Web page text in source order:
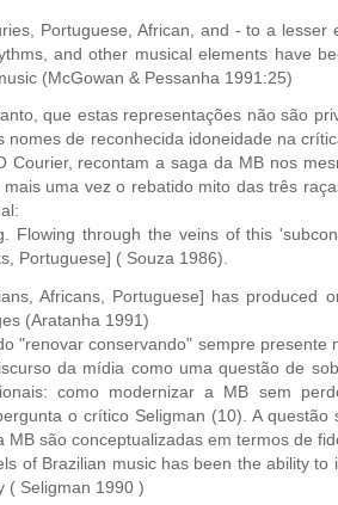
Portuguese, African, and - to a lesser
and other musical elements have
(McGowan & Pessanha 1991:25)
que estas representações não são
nomes de reconhecida idoneidade na
Courier, recontam a saga da MB nos
uma vez o rebatido mito das três
Flowing through the veins of this
Portuguese] ( Souza 1986).
Africans, Portuguese] has produced
(Aratanha 1991)
"renovar conservando" sempre
da mídia como uma questão de
como modernizar a MB sem
o crítico Seligman (10). A
MB são conceptualizadas em termos de
of Brazilian music has been the ability
( Seligman 1990 )